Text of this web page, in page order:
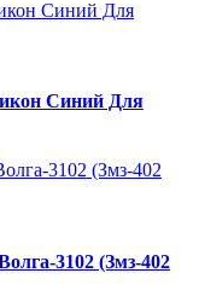
Синий Для
3102 (Змз-402